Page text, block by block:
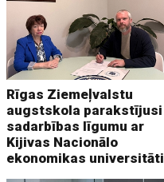
Rīgas Ziemeļvalstu
augstskola parakstījusi
sadarbības līgumu ar
Kijivas Nacionālo
ekonomikas universitāti